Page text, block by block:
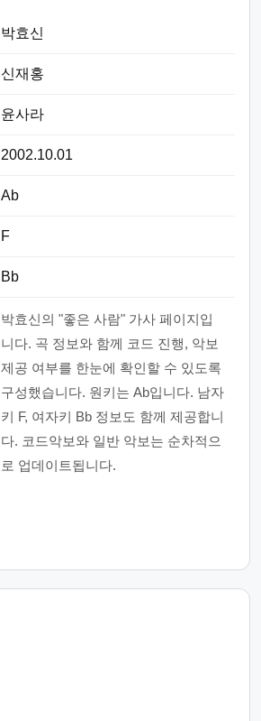
박효신
신재홍
윤사라
2002.10.01
Ab
F
Bb
박효신의 "좋은 사람" 가사 페이지입
니다. 곡 정보와 함께 코드 진행, 악보
제공 여부를 한눈에 확인할 수 있도록
구성했습니다. 원키는 Ab입니다. 남자
키 F, 여자키 Bb 정보도 함께 제공합니
다. 코드악보와 일반 악보는 순차적으
로 업데이트됩니다.